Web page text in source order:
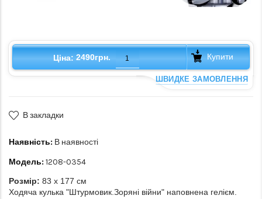
Ціна: 2490грн. Купити
ШВИДКЕ ЗАМОВЛЕННЯ
В закладки
Наявність: В наявності
Модель: 1208-0354
Розмір: 83 x 177 см
Ходяча кулька "Штурмовик.Зоряні війни" наповнена гелієм.